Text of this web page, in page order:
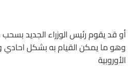
أو قد يقوم رئيس الوزراء الجديد
وهو ما يمكن القيام به بشكل
الأوروبية